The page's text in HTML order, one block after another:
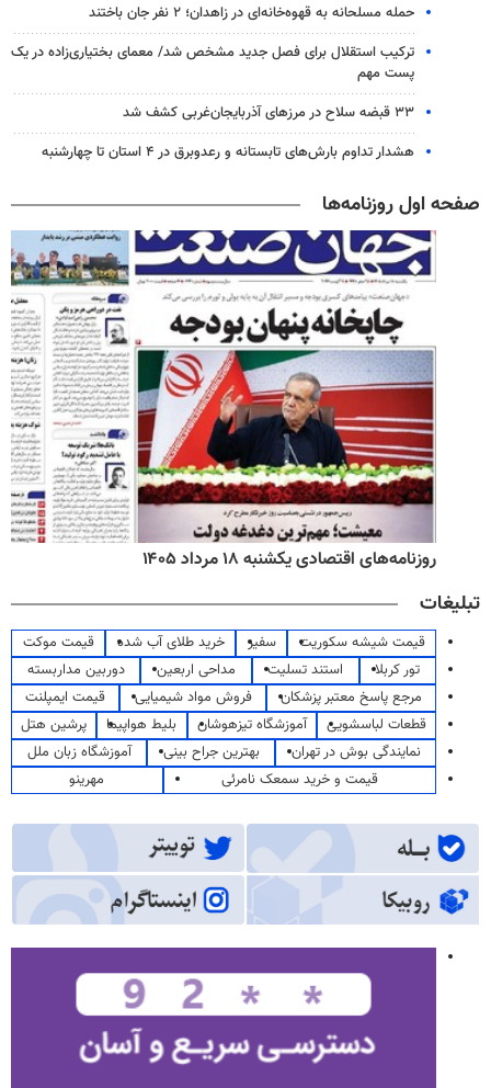
حمله مسلحانه به قهوه‌خانه‌ای در زاهدان؛ ۲ نفر جان باختند
ترکیب استقلال برای فصل جدید مشخص شد/ معمای بختیاری‌زاده در یک
پست مهم
۳۳ قبضه سلاح در مرزهای آذربایجان‌غربی کشف شد
هشدار تداوم بارش‌های تابستانه و رعدوبرق در ۴ استان تا چهارشنبه
صفحه اول روزنامه‌ها
روزنامه‌های اقتصادی یکشنبه ۱۸ مرداد ۱۴۰۵
تبلیغات
قیمت شیشه سکوریت سفیر خرید طلای آب شده
قیمت موکت
تور کربلا
استند تسلیت مداحی اربعین
دوربین مداربسته
مرجع پاسخ معتبر پزشکان
فروش مواد شیمیایی
قیمت ایمپلنت
قطعات لباسشویی
آموزشگاه تیزهوشان بلیط هواپیما
پرشین هتل
نمایندگی بوش در تهران
بهترین جراح بینی
آموزشگاه زبان ملل
قیمت و خرید سمعک نامرئی
مهرینو